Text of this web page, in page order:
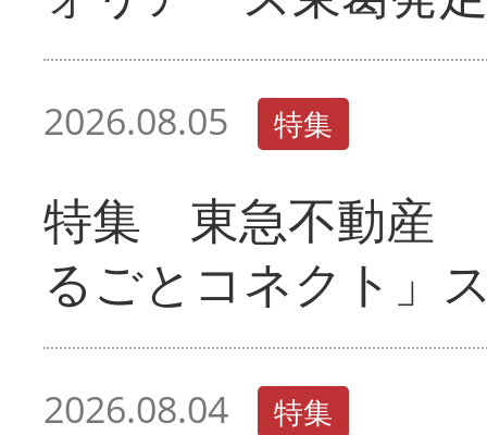
2026.08.05 特集
特集 東急不動産
るごとコネクト」
2026.08.04 特集